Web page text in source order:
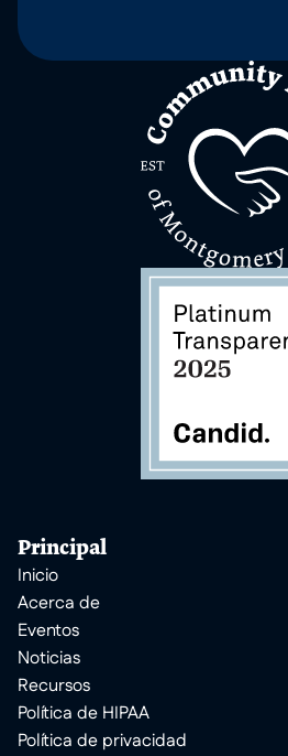
Principal
Inicio
Acerca de
Eventos
Noticias
Recursos
Política de HIPAA
Política de privacidad